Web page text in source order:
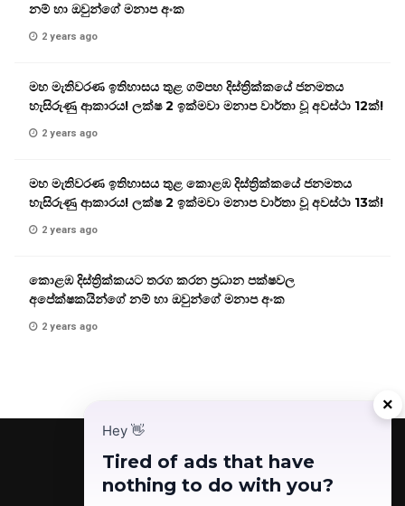
×
Hey 👋
Tired of ads that have
nothing to do with you?
නම් හා ඔවුන්ගේ මනාප අංක
2 years ago
මහ මැතිවරණ ඉතිහාසය තුළ ගම්පහ දිස්ත්‍රික්කයේ ජනමතය
හැසිරුණු ආකාරය! ලක්ෂ 2 ඉක්මවා මනාප වාර්තා වූ අවස්ථා 12ක්!
2 years ago
මහ මැතිවරණ ඉතිහාසය තුළ කොළඹ දිස්ත්‍රික්කයේ ජනමතය
හැසිරුණු ආකාරය! ලක්ෂ 2 ඉක්මවා මනාප වාර්තා වූ අවස්ථා 13ක්!
2 years ago
කොළඹ දිස්ත්‍රික්කයට තරග කරන ප්‍රධාන පක්ෂවල
අපේක්ෂකයින්ගේ නම් හා ඔවුන්ගේ මනාප අංක
2 years ago
Facebook
Telegram
Instagram
YouTube